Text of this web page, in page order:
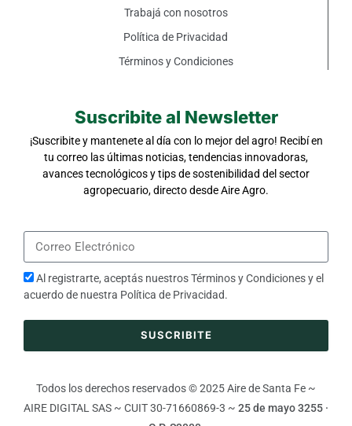
Trabajá con nosotros
Política de Privacidad
Términos y Condiciones
Suscribite al Newsletter
¡Suscribite y mantenete al día con lo mejor del agro! Recibí en
tu correo las últimas noticias, tendencias innovadoras,
avances tecnológicos y tips de sostenibilidad del sector
agropecuario, directo desde Aire Agro.
Al registrarte, aceptás nuestrosTérminos y Condicionesy el
acuerdo de nuestra Política de Privacidad.
SUSCRIBITE
Todos los derechos reservados © 2025 Aire de Santa Fe ~
AIRE DIGITAL SAS ~ CUIT 30-71660869-3 ~ 25 de mayo 3255 ·